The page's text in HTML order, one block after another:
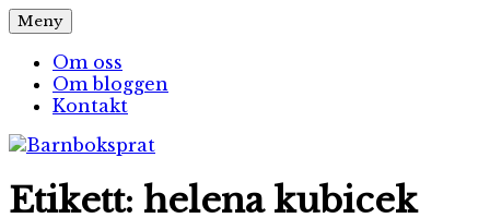
Hoppa
till
innehåll
Barnboksprat
– en blogg om barnböcker
Meny
Om oss
Om bloggen
Kontakt
Etikett: helena kubicek